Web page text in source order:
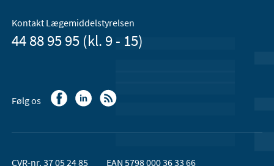
Kontakt Lægemiddelstyrelsen
44 88 95 95 (kl. 9 - 15)
Følg os
CVR-nr. 37 05 24 85 EAN 5798 000 36 33 66